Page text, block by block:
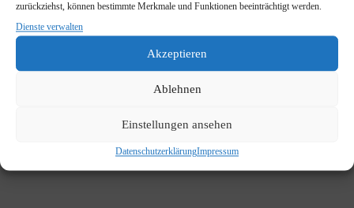
zurückziehst, können bestimmte Merkmale und Funktionen beeinträchtigt werden.
Dienste verwalten
Akzeptieren
Ablehnen
Einstellungen ansehen
DatenschutzerklärungImpressum
Anschreiben an die Betriebe (Anlage 3)
66.54 KB 1 file(s)